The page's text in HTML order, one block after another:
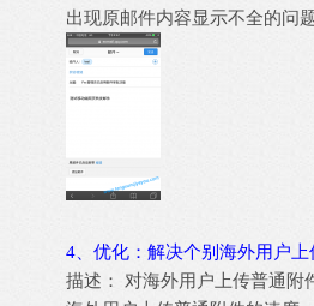
出现原邮件内容显示不全的问
4、优化：解决个别海外用户上
描述： 对海外用户上传普通附